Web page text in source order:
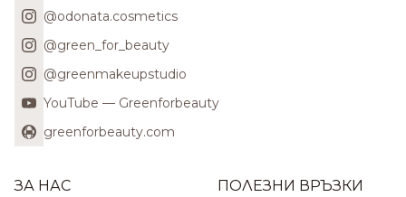
@odonata.cosmetics
@green_for_beauty
@greenmakeupstudio
YouTube — Greenforbeauty
greenforbeauty.com
ЗА НАС ПОЛЕЗНИ ВРЪЗКИ